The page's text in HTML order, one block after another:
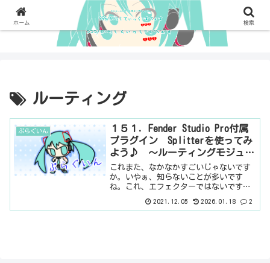
ルーティング
ぷらぐいん
１５１．Fender Studio Pro付属
プラグイン Splitterを使ってみ
よう♪ ～ルーティングモジュー
ル～
これまた、なかなかすごいじゃないです
か。いやぁ、知らないことが多いです
ね。これ、エフェクターではないです。
起こすというものではないです。ただ、
2021.12.05 2026.01.18 2
ホーム 検索